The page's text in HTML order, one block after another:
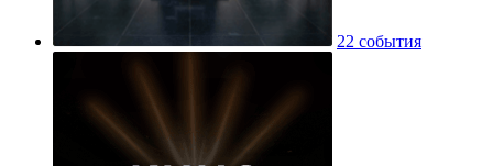
22 события